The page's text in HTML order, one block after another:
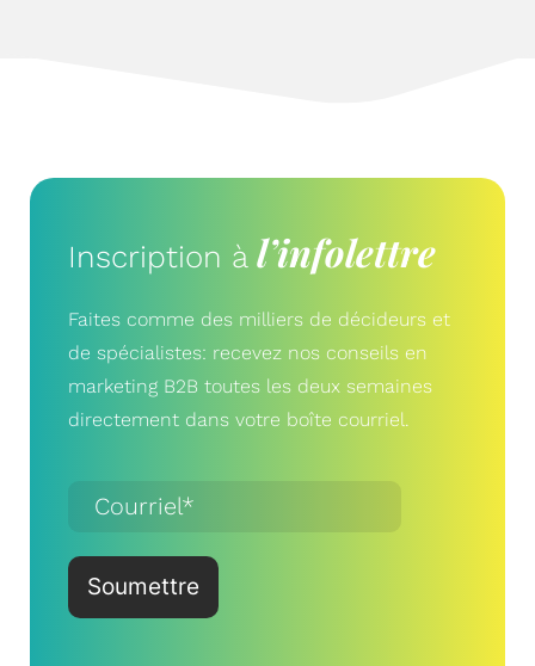
Inscription à l’infolettre
Faites comme des milliers de décideurs et
de spécialistes: recevez nos conseils en
marketing B2B toutes les deux semaines
directement dans votre boîte courriel.